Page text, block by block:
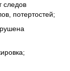
следов
потертостей;